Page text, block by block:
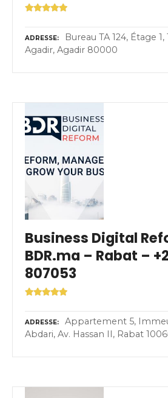
ADRESSE
Bureau TA 124, Étage
Agadir, Agadir 80000
Business Digital
BDR.ma – Rabat –
807053
ADRESSE
Appartement 5,
Abdari, Av. Hassan II, Rabat